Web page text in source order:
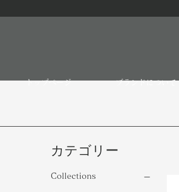
トップページ ブランドについて
Cut stones
カテゴリー
Collections